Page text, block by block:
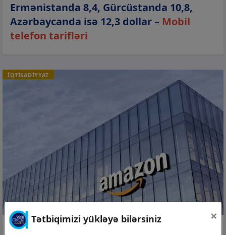
Ermənistanda 8,4, Gürcüstanda 10,8,
Azərbaycanda isə 12,3 dollar – Mobil
telefon tarifləri
İQTİSADİYYAT
04 avq 2026, 17:30
Tətbiqimizi yükləyə bilərsiniz ×